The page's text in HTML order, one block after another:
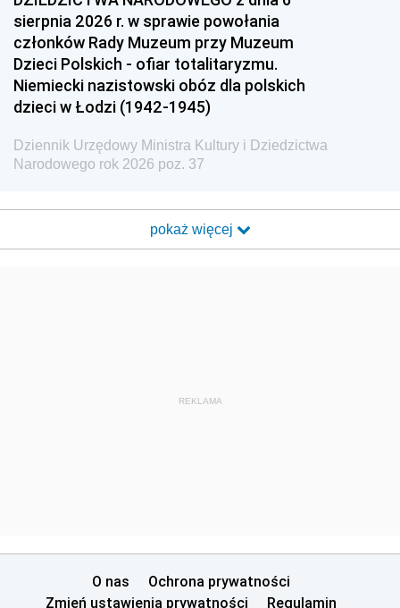
sierpnia 2026 r. w sprawie powołania
członków Rady Muzeum przy Muzeum
Dzieci Polskich - ofiar totalitaryzmu.
Niemiecki nazistowski obóz dla polskich
dzieci w Łodzi (1942-1945)
Dziennik Urzędowy Ministra Kultury i Dziedzictwa
Narodowego rok 2026 poz. 37
pokaż więcej
REKLAMA
O nas
Ochrona prywatności
Zmień ustawienia prywatności
Regulamin